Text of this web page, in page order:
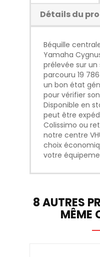
Détails du
Béquille
Yamaha
prélevée sur
parcouru 19
un bon état
pour vérifier
Disponible en
peut être
Colissimo ou
notre centre
choix
votre
8 AUTRES
MÊME